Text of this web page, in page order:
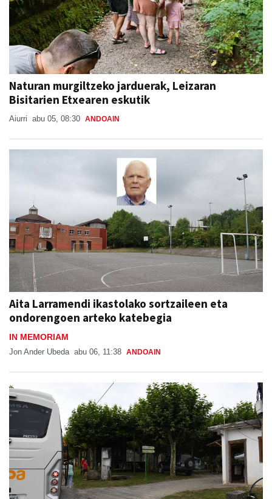
Naturan murgiltzeko jarduerak, Leizaran
Bisitarien Etxearen eskutik
Aiurri abu 05, 08:30 ANDOAIN
Aita Larramendi ikastolako sortzaileen eta
ondorengoen arteko katebegia
IN MEMORIAM
Jon Ander Ubeda abu 06, 11:38 ANDOAIN